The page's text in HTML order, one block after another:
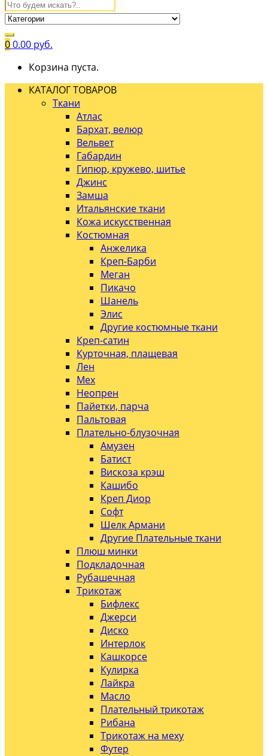
00.00 руб.
Корзина пуста.
КАТАЛОГ ТОВАРОВ
Ткани
Атлас
Бархат, велюр
Вельвет
Габардин
Гипюр, кружево, шитье
Джинс
Замша
Итальянские ткани
Кожа искусственная
Костюмная
Анжелика
Креп-Барби
Меган
Пикачо
Шанель
Элис
Другие костюмные ткани
Креп-сатин
Курточная, плащевая
Лен
Мех
Неопрен
Пайетки, парча
Пальтовая
Плательно-блузочная
Амузен
Батист
Вискоза крэш
Кашибо
Креп Диор
Софт
Шелк Армани
Другие Плательные ткани
Плюш минки
Подкладочная
Рубашечная
Трикотаж
Бифлекс
Джерси
Диско
Интерлок
Кашкорсе
Кулирка
Лайкра
Масло
Плательный трикотаж
Рибана
Трикотаж на меху
Футер